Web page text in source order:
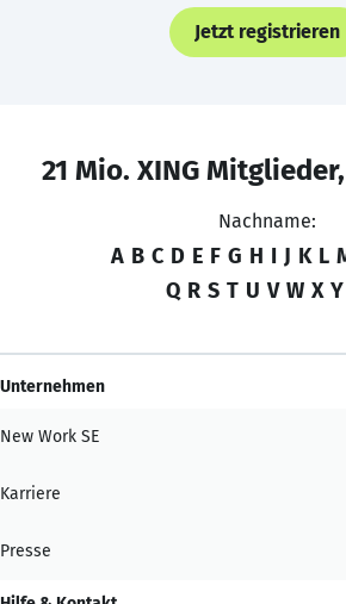
Jetzt registrieren
21 Mio. XING
Nachname:
A B C D E F G H I J K L
Q R S T U V W X Y
Unternehmen
New Work SE
Karriere
Presse